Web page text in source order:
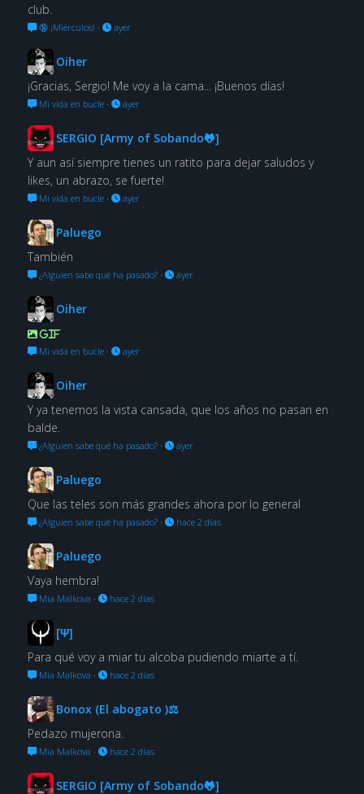
club.
🔞 ¡Miérculos! · ayer
Oiher
¡Gracias, Sergio! Me voy a la cama... ¡Buenos días!
Mi vida en bucle· ayer
SERGIO [Army of Sobando🐸]
Y aun así siempre tienes un ratito para dejar saludos y
likes, un abrazo, se fuerte!
Mi vida en bucle· ayer
Paluego
También
¿Alguien sabe qué ha pasado?· ayer
Oiher
GIF
Mi vida en bucle· ayer
Oiher
Y ya tenemos la vista cansada, que los años no pasan en
balde.
¿Alguien sabe qué ha pasado?· ayer
Paluego
Que las teles son más grandes ahora por lo general
¿Alguien sabe qué ha pasado?· hace 2 días
Paluego
Vaya hembra!
Mia Malkova · hace 2 días
[Ψ]
Para qué voy a miar tu alcoba pudiendo miarte a tí.
Mia Malkova · hace 2 días
Bonox (El abogato )⚖
Pedazo mujerona.
Mia Malkova · hace 2 días
SERGIO [Army of Sobando🐸]